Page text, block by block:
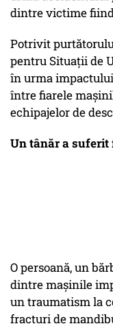
dintre victime
Potrivit
pentru Situaţii de
în urma
între fiarele
echipajelor de
Un tânăr a
O persoană, un
dintre maşinile
un traumatism la
fracturi de